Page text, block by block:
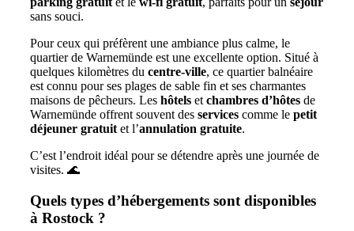
sans souci.
Pour ceux qui préfèrent une ambiance plus calme, le
quartier de Warnemünde est une excellente option. Situé à
quelques kilomètres du centre-ville, ce quartier balnéaire
est connu pour ses plages de sable fin et ses charmantes
maisons de pêcheurs. Les hôtels et chambres d’hôtes de
Warnemünde offrent souvent des services comme le petit
déjeuner gratuit et l’annulation gratuite.
C’est l’endroit idéal pour se détendre après une journée de
visites. 🌊
Quels types d’hébergements sont disponibles
à Rostock ?